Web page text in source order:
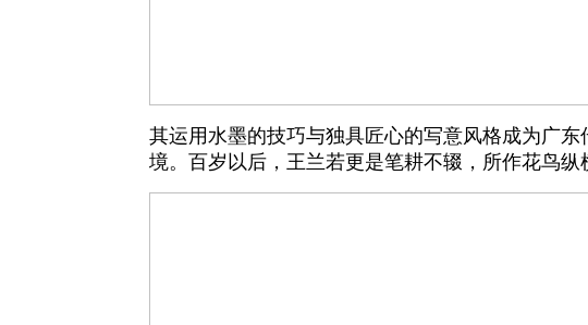
其运用水墨的技巧与独具匠心的写意风格成为广
境。百岁以后，王兰若更是笔耕不辍，所作花鸟纵